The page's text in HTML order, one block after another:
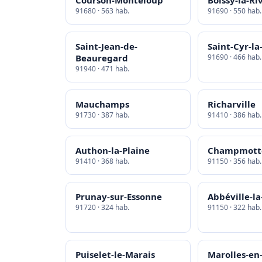
91680 · 563 hab. 91690 · 550 hab.
Saint-Jean-de-
Beauregard
91940 · 471 hab.
Saint-Cyr-
91690 · 466 hab.
Mauchamps
91730 · 387 hab.
Richarville
91410 · 386 hab.
Authon-la-Plaine
91410 · 368 hab. 91150 · 356 hab.
Prunay-sur-Essonne
91720 · 324 hab.
Abbéville-
91150 · 322 hab.
Puiselet-le-Marais Marolles-